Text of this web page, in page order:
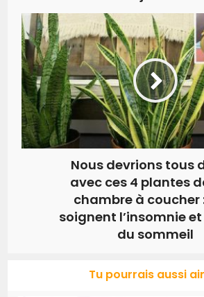
Nous devrions tous
avec ces 4 plantes
chambre à coucher
soignent l’insomnie et
du sommeil
Tu pourrais aussi